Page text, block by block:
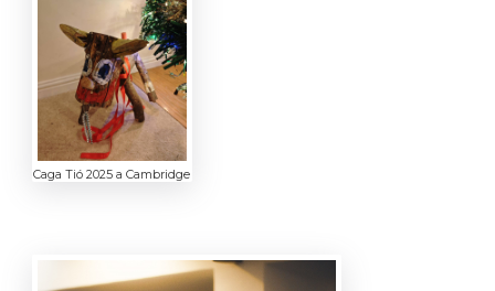
Caga Tió 2025 a Cambridge